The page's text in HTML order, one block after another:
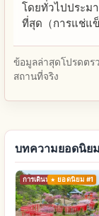
โดยทั่วไปประม
ที่สุด（การแช่แ
ข้อมูลล่าสุดโปรดตร
สถานที่จริง
บทความยอดนิย
การเดินทาง ยอดนิยม #1